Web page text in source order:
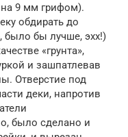
9 мм грифом).
обдирать до
было бы лучше, эхх!)
«грунта»,
и зашпатлевав
Отверстие под
деки, напротив
было сделано и